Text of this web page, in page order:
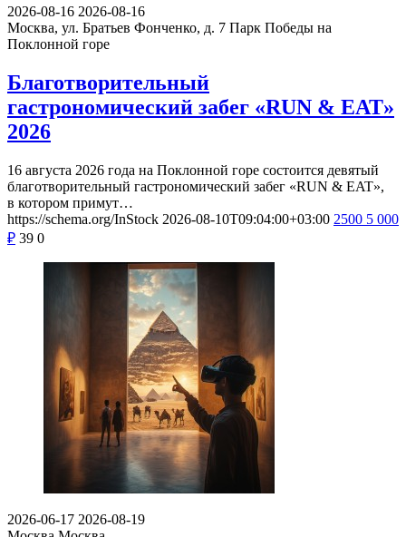
2026-08-16 2026-08-16
Москва, ул. Братьев Фонченко, д. 7 Парк Победы на
Поклонной горе
Благотворительный
гастрономический забег «RUN & EAT»
2026
16 августа 2026 года на Поклонной горе состоится девятый
благотворительный гастрономический забег «RUN & EAT»,
в котором примут…
https://schema.org/InStock 2026-08-10T09:04:00+03:00 2500 5 000
₽ 39 0
2026-06-17 2026-08-19